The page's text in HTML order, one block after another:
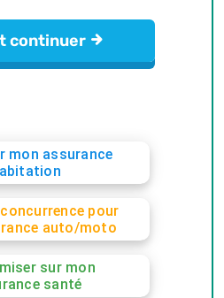
mon assurance
pour
auto/moto
sur mon
santé